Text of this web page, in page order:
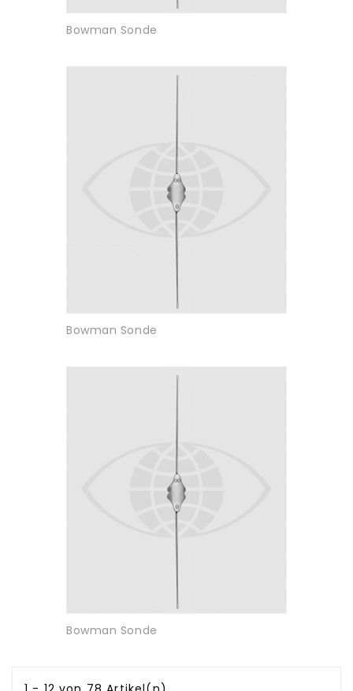
Bowman Sonde
Bowman Sonde
Bowman Sonde